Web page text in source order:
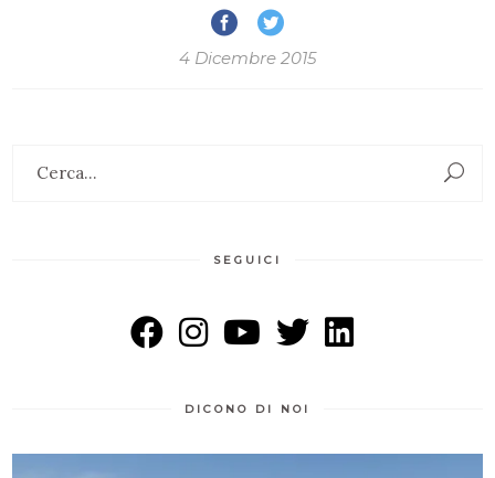
4 Dicembre 2015
SEGUICI
DICONO DI NOI